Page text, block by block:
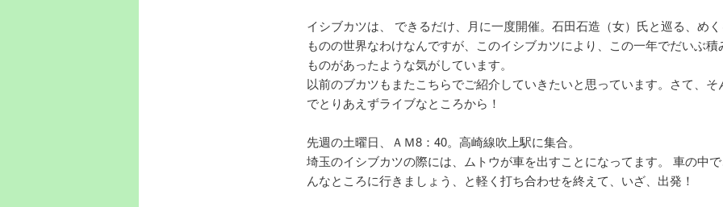
イシブカツは、 できるだけ、月に一度開催。石田石造（女）氏と巡る、め
ものの世界なわけなんですが、このイシブカツにより、この一年でだいぶ積
ものがあったような気がしています。
以前のブカツもまたこちらでご紹介していきたいと思っています。さて、そ
でとりあえずライブなところから！
先週の土曜日、ＡＭ8：40。高崎線吹上駅に集合。
埼玉のイシブカツの際には、ムトウが車を出すことになってます。 車の中
んなところに行きましょう、と軽く打ち合わせを終えて、いざ、出発！